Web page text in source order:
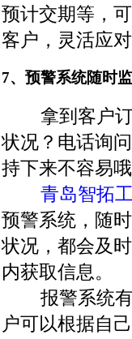
预计交期等，
客户，灵活应
7、预警系统随时
拿到客户订
状况？电话询
持下来不容易
青岛智拓
预警系统，随
状况，都会及
内获取信息。
报警系统有
户可以根据自